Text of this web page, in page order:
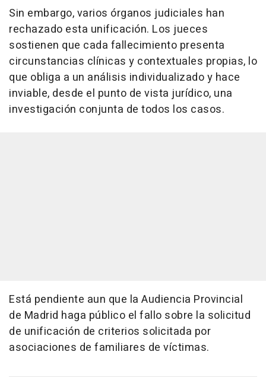
Sin embargo, varios órganos judiciales han
rechazado esta unificación. Los jueces
sostienen que cada fallecimiento presenta
circunstancias clínicas y contextuales propias, lo
que obliga a un análisis individualizado y hace
inviable, desde el punto de vista jurídico, una
investigación conjunta de todos los casos.
Está pendiente aun que la Audiencia Provincial
de Madrid haga público el fallo sobre la solicitud
de unificación de criterios solicitada por
asociaciones de familiares de víctimas.